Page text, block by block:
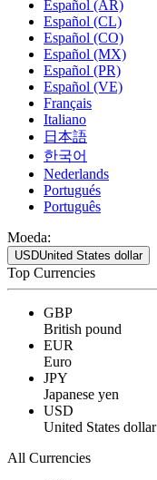
Español (AR)
Español (CL)
Español (CO)
Español (MX)
Español (PR)
Español (VE)
Français
Italiano
日本語
한국어
Nederlands
Portugués
Português
Moeda:
USDUnited States dollar
Top Currencies
GBP
British pound
EUR
Euro
JPY
Japanese yen
USD
United States dollar
All Currencies